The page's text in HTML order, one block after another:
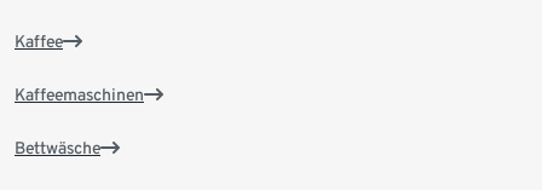
Kaffee
Kaffeemaschinen
Bettwäsche